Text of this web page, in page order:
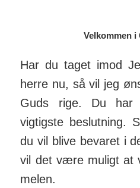
Velkommen i
Har du taget imod
herre nu, så vil jeg
Guds rige. Du
vigtigste be­slutning.
du vil blive bevaret i
vil det være muligt at
melen.